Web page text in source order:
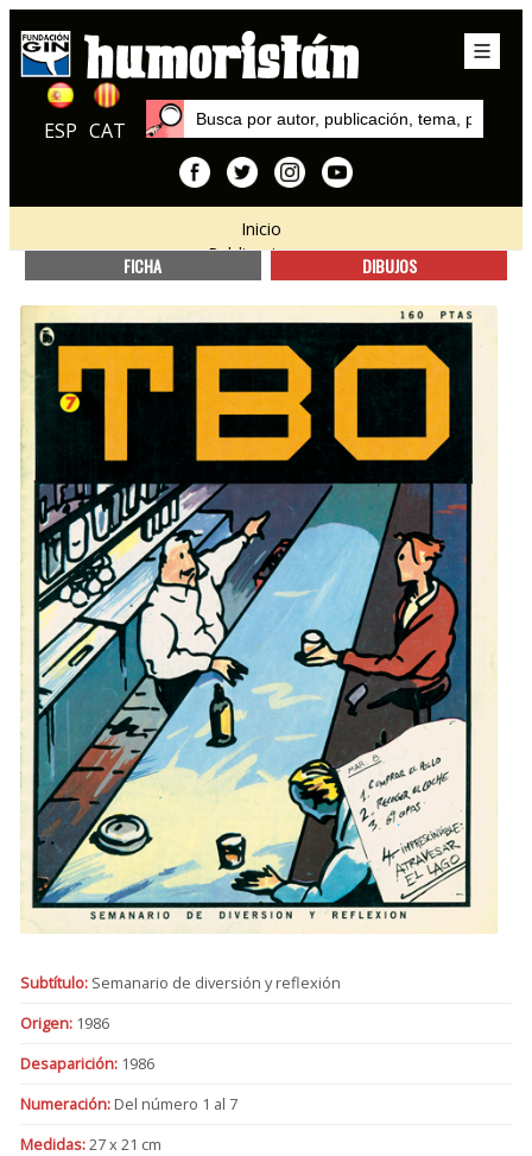
ESP CAT
Inicio
Publicaciones
FICHA DIBUJOS
Subtítulo:Semanario de diversión y reflexión
Origen:1986
Desaparición:1986
Numeración:Del número 1 al 7
Medidas:27 x 21 cm